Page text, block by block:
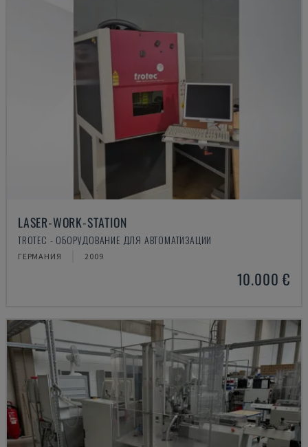
LASER-WORK-STATION
TROTEC - ОБОРУДОВАНИЕ ДЛЯ АВТОМАТИЗАЦИИ
ГЕРМАНИЯ 2009
10.000 €